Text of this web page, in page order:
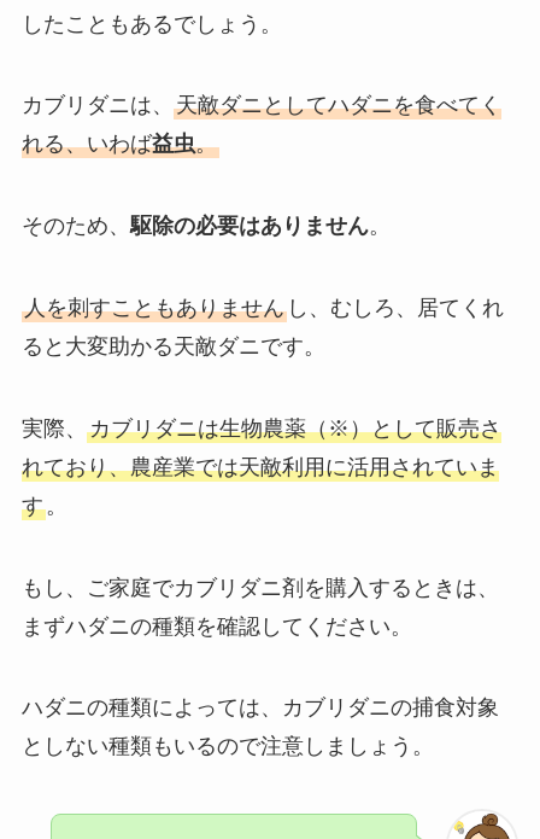
したこともあるでしょう。
カブリダニは、 天敵ダニとしてハダニを食べてく
れる、いわば益虫。
そのため、駆除の必要はありません。
人を刺すこともありませんし、むしろ、居てくれ
ると大変助かる天敵ダニです。
実際、 カブリダニは生物農薬（※）として販売さ
れており、農産業では天敵利用に活用されていま
す。
もし、ご家庭でカブリダニ剤を購入するときは、
まずハダニの種類を確認してください。
ハダニの種類によっては、カブリダニの捕食対象
としない種類もいるので注意しましょう。